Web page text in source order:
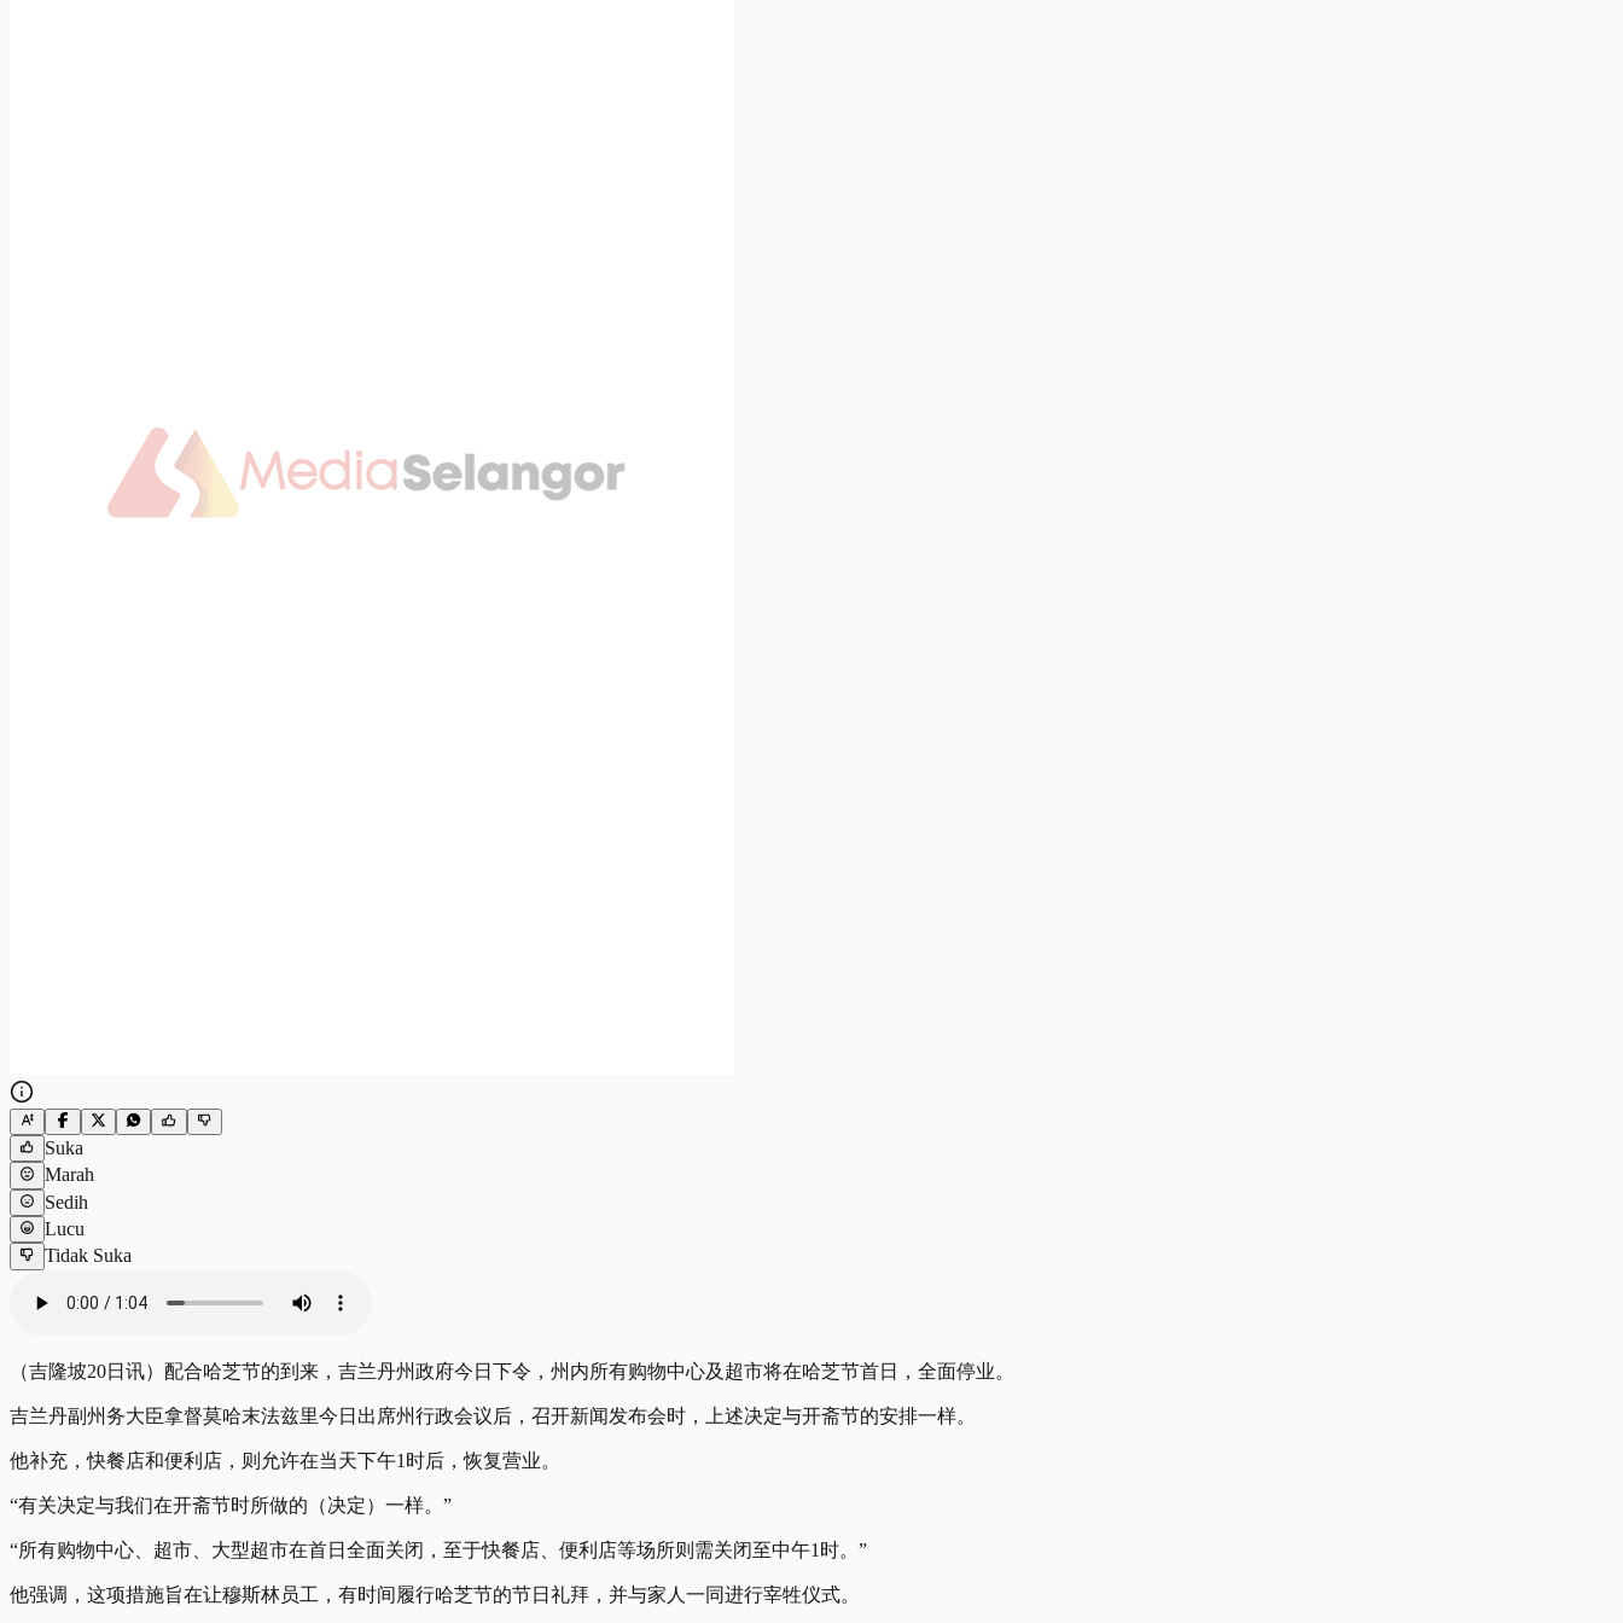
Suka
Marah
Sedih
Lucu
Tidak Suka
（吉隆坡20日讯）配合哈芝节的到来，吉兰丹州政府今日下令，州内所有购物中心及超市将在哈芝节首日，全面停业。
吉兰丹副州务大臣拿督莫哈末法兹里今日出席州行政会议后，召开新闻发布会时，上述决定与开斋节的安排一样。
他补充，快餐店和便利店，则允许在当天下午1时后，恢复营业。
“有关决定与我们在开斋节时所做的（决定）一样。”
“所有购物中心、超市、大型超市在首日全面关闭，至于快餐店、便利店等场所则需关闭至中午1时。”
他强调，这项措施旨在让穆斯林员工，有时间履行哈芝节的节日礼拜，并与家人一同进行宰牲仪式。